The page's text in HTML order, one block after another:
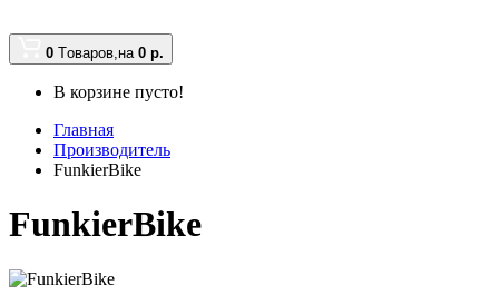
0 Tоваров, на 0 р.
В корзине пусто!
Главная
Производитель
FunkierBike
FunkierBike